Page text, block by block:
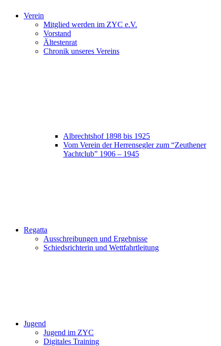
Verein
Mitglied werden im ZYC e.V.
Vorstand
Ältestenrat
Chronik unseres Vereins
Albrechtshof 1898 bis 1925
Vom Verein der Herrensegler zum “Zeuthener
Yachtclub” 1906 – 1945
Regatta
Ausschreibungen und Ergebnisse
Schiedsrichterin und Wettfahrtleitung
Jugend
Jugend im ZYC
Digitales Training